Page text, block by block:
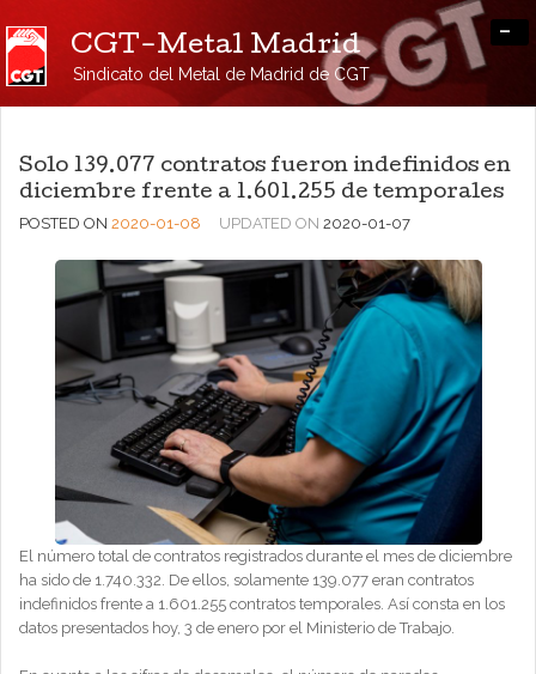
CGT-Metal Madrid
Sindicato del Metal de Madrid de CGT
-
Solo 139.077 contratos fueron indefinidos en
diciembre frente a 1.601.255 de temporales
POSTED ON 2020-01-08 UPDATED ON 2020-01-07
El número total de contratos registrados durante el mes de diciembre
ha sido de 1.740.332. De ellos, solamente 139.077 eran contratos
indefinidos frente a 1.601.255 contratos temporales. Así consta en los
datos presentados hoy, 3 de enero por el Ministerio de Trabajo.